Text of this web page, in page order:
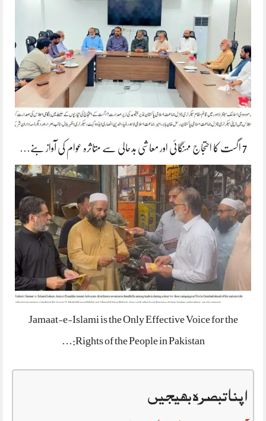
7 اگست کا احتجاج مہنگائی اور معاشی بدحالی سے متاثرہ عوام کی آواز بنے…
Jamaat-e-Islami is the Only Effective Voice for the
Rights of the People in Pakistan:…
اپنا تبصرہ بھیجیں